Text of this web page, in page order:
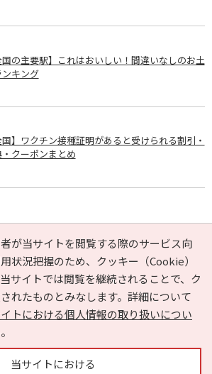
国の主要駅】これはおいしい！間違いなしのお土
ンキング
国】ワクチン接種証明があると受けられる割引・
クーポンまとめ
PAGE TOP
が当サイトを閲覧する際のサービス向
状況把握のため、クッキー（Cookie）
サイトでは閲覧を継続されることで、ク
れたものとみなします。詳細について
イトにおける個人情報の取り扱いについ
当サイトにおける
タ）とは？ お気に入り
ヘルプ
情報の取り扱いについて
運営会社
広告掲載に関するお問い合わせ